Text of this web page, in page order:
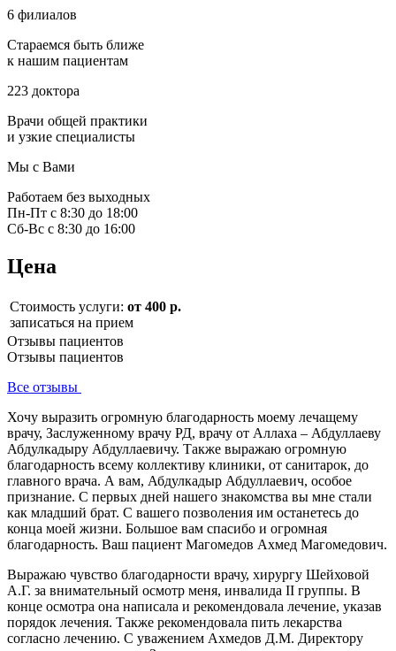
6 филиалов
Стараемся быть ближе
к нашим пациентам
223 доктора
Врачи общей практики
и узкие специалисты
Мы с Вами
Работаем без выходных
Пн-Пт с 8:30 до 18:00
Сб-Вс с 8:30 до 16:00
Цена
Стоимость услуги: от 400 р.
записаться на прием
Отзывы пациентов
Отзывы пациентов
Все отзывы
Хочу выразить огромную благодарность моему лечащему
врачу, Заслуженному врачу РД, врачу от Аллаха – Абдуллаеву
Абдулкадыру Абдуллаевичу. Также выражаю огромную
благодарность всему коллективу клиники, от санитарок, до
главного врача. А вам, Абдулкадыр Абдуллаевич, особое
признание. С первых дней нашего знакомства вы мне стали
как младший брат. С вашего позволения им останетесь до
конца моей жизни. Большое вам спасибо и огромная
благодарность. Ваш пациент Магомедов Ахмед Магомедович.
Выражаю чувство благодарности врачу, хирургу Шейховой
А.Г. за внимательный осмотр меня, инвалида II группы. В
конце осмотра она написала и рекомендовала лечение, указав
порядок лечения. Также рекомендовала пить лекарства
согласно лечению. С уважением Ахмедов Д.М. Директору